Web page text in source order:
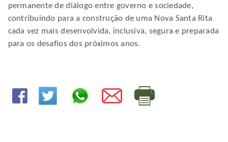
permanente de diálogo entre governo e sociedade,
contribuindo para a construção de uma Nova Santa Rita
cada vez mais desenvolvida, inclusiva, segura e preparada
para os desafios dos próximos anos.